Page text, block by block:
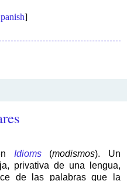
]
Idioms(modismos). Un
privativa de una lengua,
de las palabras que la